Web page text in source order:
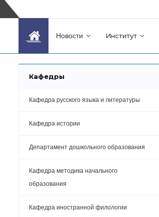
Новости Институт
Кафедры
Кафедра русского языка и литературы
Кафедра истории
Департамент дошкольного образования
Кафедра методика начального
образования
Кафедра иностранной филологии